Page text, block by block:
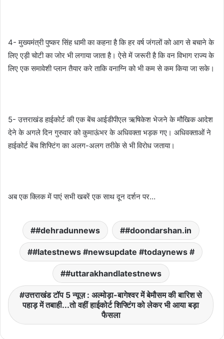
4- मुख्यमंत्री पुष्कर सिंह धामी का कहना है कि हर वर्ष जंगलों को आग से बचाने के
लिए एड़ी चोटी का जोर भी लगाया जाता है। ऐसे में जरूरी है कि वन विभाग राज्य के
लिए एक समावेशी प्लान तैयार करे ताकि वनाग्नि को भी कम से कम किया जा सके।
5- उत्तराखंड हाईकोर्ट की एक बेंच आईडीपीएल ऋषिकेश भेजने के मौखिक आदेश
देने के अगले दिन गुरुवार को कुमाऊंभर के अधिवक्ता भड़क गए। अधिवक्ताओं ने
हाईकोर्ट बेंच शिफ्टिंग का अलग-अलग तरीके से भी विरोध जताया।
अब एक क्लिक में पाएं सभी खबरें एक साथ दून दर्शन पर…
#dehradunnews #doondarshan.in
#latestnews #newsupdate #todaynews #
#uttarakhandlatestnews
उत्तराखंड टॉप 5 न्यूज़ : अल्मोड़ा-बागेश्वर में बेमौसम की बारिश से
पहाड़ में तबाही...तो वहीं हाईकोर्ट शिफ्टिंग को लेकर भी आया बड़ा
फैसला